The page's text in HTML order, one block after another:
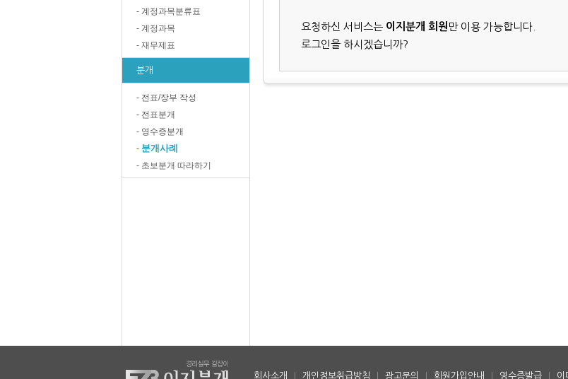
- 계정과목분류표
- 계정과목
- 재무제표
분개
- 전표/장부 작성
- 전표분개
- 영수증분개
- 분개사례
- 초보분개 따라하기
요청하신 서비스는 이지분개 회원 만 이용 가능합니다.
로그인을 하시겠습니까?
회사소개 개인정보취급방침 광고문의 회원가입안내 영수증발급 이